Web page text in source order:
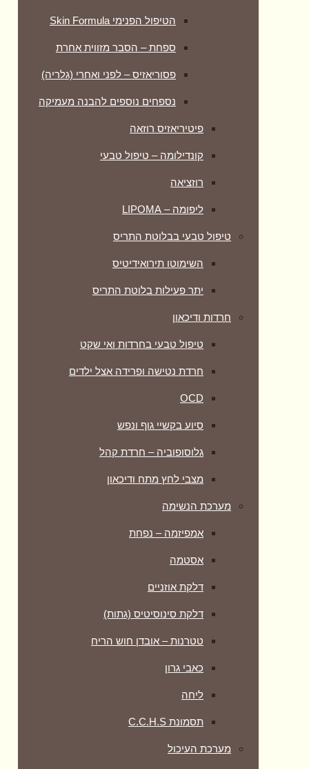
הטיפול הפנימי Skin Formula
ספחת – הסבר מזווית אחרת
פסוריאזיס – לפני ואחרי (גלריה)
נספחים נוספים להבנה מעמיקה
פיטיריאזיס רוזאה
קונדילומה – טיפול טבעי
רוזציאה
ליפומה – LIPOMA
טיפול טבעי בבלוטת התריס
השימוטו תירואידיטיס
יתר פעילות בלוטת התריס
חרדות ודיכאון
טיפול טבעי בחרדות ואי שקט
חרדת נטישה ופרידה אצל ילדים
OCD
סיוע בקשיי גוף ונפש
גלוסופוביה – חרדת קהל
מצבי לחץ מתח ודיכאון
מערכת הנשימה
אמפיזמה – נפחת
אסטמה
דלקת אוזניים
דלקת סינוסיטיס (גתות)
טטרנות – אובדן חוש הריח
כאבי גרון
ליחה
תסמונת C.C.H.S
מערכת העיכול